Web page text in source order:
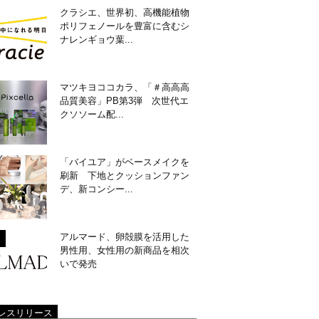
クラシエ、世界初、高機能植物
ポリフェノールを豊富に含むシ
ナレンギョウ葉...
マツキヨココカラ、「＃高高高
品質美容」PB第3弾 次世代エ
クソソーム配...
「バイユア」がベースメイクを
刷新 下地とクッションファン
デ、新コンシー...
アルマード、卵殻膜を活用した
男性用、女性用の新商品を相次
いで発売
スリリース